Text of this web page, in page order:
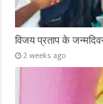
विजय प्रताप के
2 weeks ago